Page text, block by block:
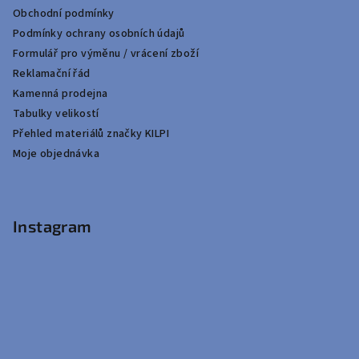
Obchodní podmínky
Podmínky ochrany osobních údajů
Formulář pro výměnu / vrácení zboží
Reklamační řád
Kamenná prodejna
Tabulky velikostí
Přehled materiálů značky KILPI
Moje objednávka
Instagram